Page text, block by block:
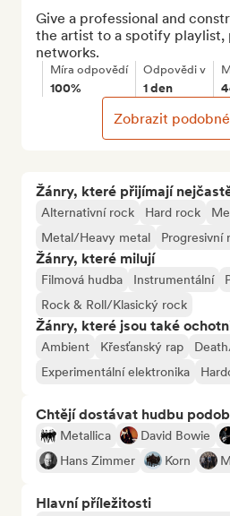
Žánry, které přijímají
Alternativní rock Hard rock
Metal/Heavy metal
Progresivní
Žánry, které milují
Filmová hudba Instrumentální
Rock & Roll/Klasický rock
Žánry, které jsou také
Ambient Křesťanský rap
Experimentální elektronika
Chtějí dostávat hudbu
Metallica David Bowie
Hans Zimmer
Korn
Hlavní příležitosti
Give a professional and
the artist to a spotify playlist,
networks.
Míra odpovědí
100%
Odpovědi v
1 den
Zobrazit